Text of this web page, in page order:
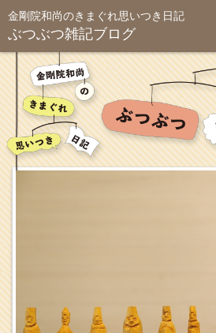
金剛院和尚のきまぐれ思いつき日記
ぶつぶつ雑記ブログ